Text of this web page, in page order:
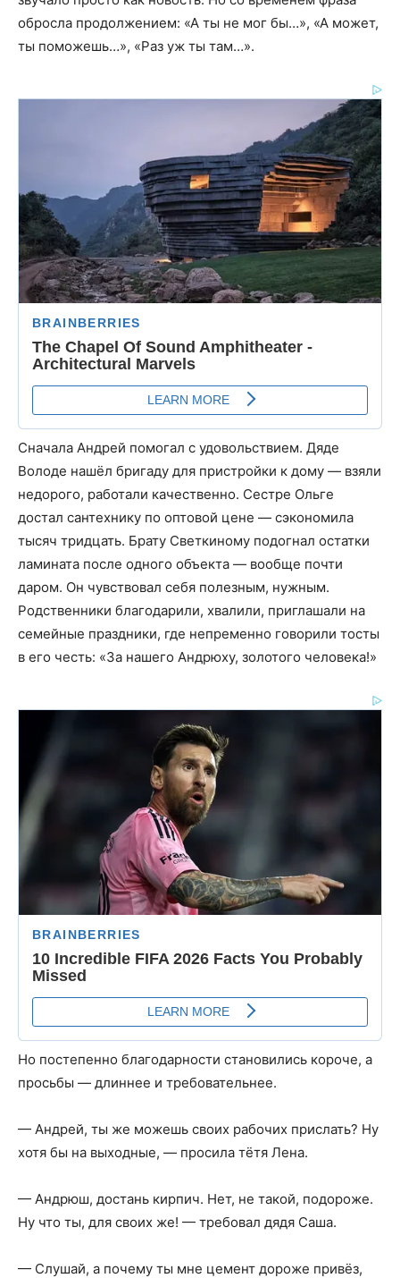
обросла продолжением: «А ты не мог бы…», «А может,
ты поможешь…», «Раз уж ты там…».
Сначала Андрей помогал с удовольствием. Дяде
Володе нашёл бригаду для пристройки к дому — взяли
недорого, работали качественно. Сестре Ольге
достал сантехнику по оптовой цене — сэкономила
тысяч тридцать. Брату Светкиному подогнал остатки
ламината после одного объекта — вообще почти
даром. Он чувствовал себя полезным, нужным.
Родственники благодарили, хвалили, приглашали на
семейные праздники, где непременно говорили тосты
в его честь: «За нашего Андрюху, золотого человека!»
Но постепенно благодарности становились короче, а
просьбы — длиннее и требовательнее.
— Андрей, ты же можешь своих рабочих прислать? Ну
хотя бы на выходные, — просила тётя Лена.
— Андрюш, достань кирпич. Нет, не такой, подороже.
Ну что ты, для своих же! — требовал дядя Саша.
— Слушай, а почему ты мне цемент дороже привёз,